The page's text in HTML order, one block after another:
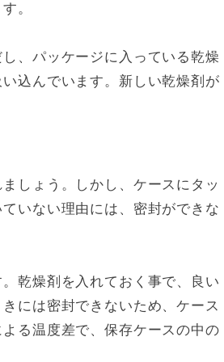
。
、パッケージに入っている乾燥
込んでいます。新しい乾燥剤が
しょう。しかし、ケースにタッ
いない理由には、密封ができな
乾燥剤を入れておく事で、良い
には密封できないため、ケース
る温度差で、保存ケースの中の